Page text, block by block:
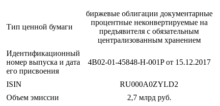
Тип ценной бумаги
биржевые облигации документарные
процентные неконвертируемые на
предъявителя с обязательным
централизованным хранением
Идентификационный
номер выпуска и дата
его присвоения
4B02-01-45848-H-001P от 15.12.2017
ISIN
RU000A0ZYLD2
Объем эмиссии
2,7 млрд руб.